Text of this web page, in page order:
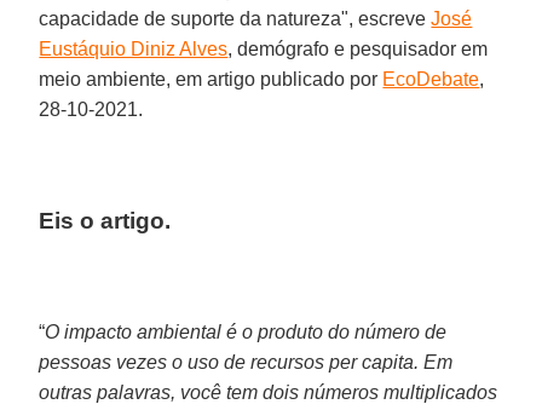
capacidade de suporte da natureza", escreveJosé
Eustáquio Diniz Alves, demógrafo e pesquisador em
meio ambiente, em artigo publicado por EcoDebate,
28-10-2021.
Eis o artigo.
“O impacto ambiental é o produto do número de
pessoas vezes o uso de recursos per capita. Em
outras palavras, você tem dois números multiplicados